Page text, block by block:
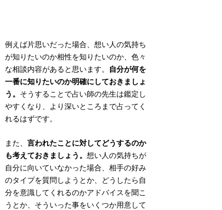
例えば片思いだった場合、想い人の気持ち
が知りたいのか相性を知りたいのか、色々
な相談内容があると思います。
自分が何を
一番に知りたいのか明確にしておきましょ
う。 そうすることで占い師の先生は鑑定し
やすくなり、より深いところまで占ってく
れるはずです。
また、言われたことに対してどうするのか
も考えておきましょう。想い人の気持ちが
自分に向いていなかった場合、相手の好み
のタイプを質問しようとか、どうしたら自
分を意識してくれるのかアドバイスを聞こ
うとか、そういった事をいくつか用意して